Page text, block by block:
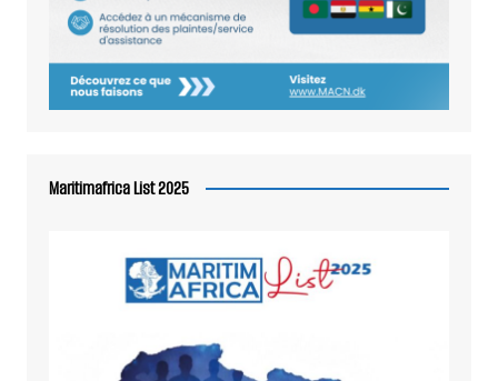
Maritimafrica List 2025